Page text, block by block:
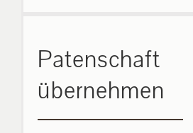
auf: 0162-
Patenschaft
übernehmen